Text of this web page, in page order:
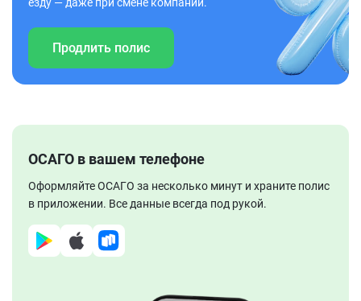
Продлить полис
ОСАГО в вашем телефоне
Оформляйте ОСАГО за несколько минут и храните полис
в приложении. Все данные всегда под рукой.